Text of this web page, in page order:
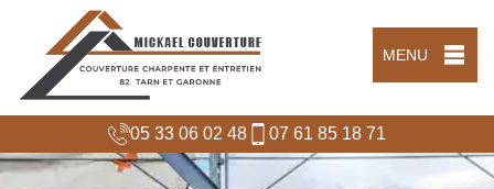
MENU
05 33 06 02 48 07 61 85 18 71